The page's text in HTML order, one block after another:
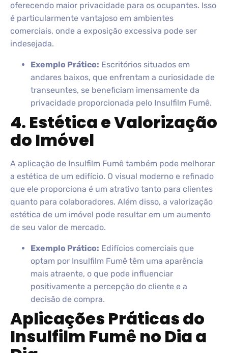
oferecendo maior privacidade para os ocupantes. Isso
é particularmente vantajoso em ambientes
comerciais, onde a exposição excessiva pode ser
indesejada.
Exemplo Prático: Escritórios situados em
andares baixos, que enfrentam a curiosidade de
transeuntes, se beneficiam imensamente da
privacidade proporcionada pelo Insulfilm Fumê.
4. Estética e Valorização
do Imóvel
A aplicação de Insulfilm Fumê também pode melhorar
a estética de um edifício. O visual moderno e refinado
que ele proporciona é um atrativo tanto para clientes
quanto para colaboradores. Além disso, a valorização
estética de um imóvel pode resultar em um aumento
de seu valor de mercado.
Exemplo Prático: Edifícios comerciais que
optam por Insulfilm Fumê têm uma aparência
mais atraente, o que pode influenciar
positivamente a percepção do cliente e a
decisão de compra.
Aplicações Práticas do
Insulfilm Fumê no Dia a